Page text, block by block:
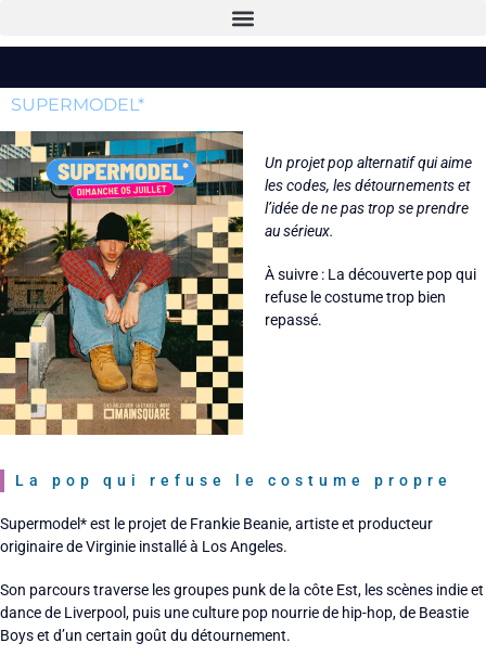
SUPERMODEL*
Un projet pop alternatif qui aime
les codes, les détournements et
l’idée de ne pas trop se prendre
au sérieux.
À suivre : La découverte pop qui
refuse le costume trop bien
repassé.
La pop qui refuse le costume propre
Supermodel* est le projet de Frankie Beanie, artiste et producteur
originaire de Virginie installé à Los Angeles.
Son parcours traverse les groupes punk de la côte Est, les scènes indie et
dance de Liverpool, puis une culture pop nourrie de hip-hop, de Beastie
Boys et d’un certain goût du détournement.